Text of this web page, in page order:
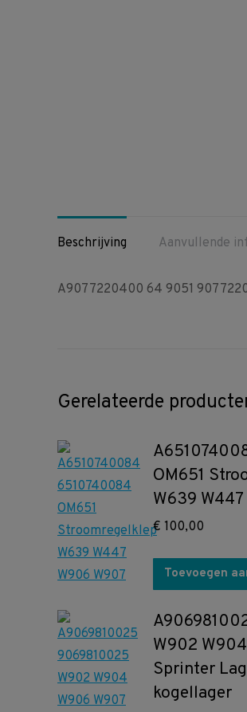
Beschrijving
Aanvullende
A9077220400 64 9051
Gerelateerde
OM651
W639 W447
€ 100,00
Toevoegen
W902 W904
Sprinter
kogellager